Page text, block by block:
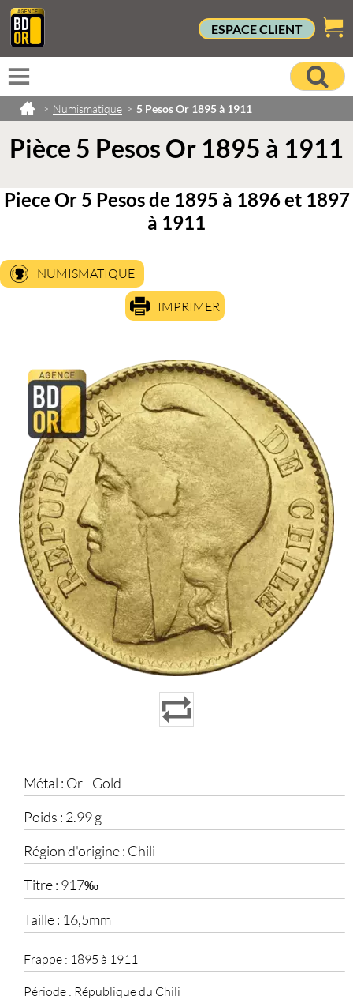
ESPACE CLIENT
> Numismatique > 5 Pesos Or 1895 à 1911
Pièce 5 Pesos Or 1895 à 1911
Piece Or 5 Pesos de 1895 à 1896 et 1897
à 1911
NUMISMATIQUE
IMPRIMER
Métal : Or - Gold
Poids : 2.99 g
Région d'origine : Chili
Titre : 917‰
Taille : 16,5mm
Frappe : 1895 à 1911
Période : République du Chili